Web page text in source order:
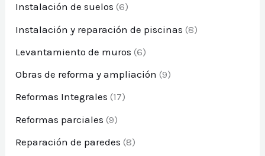
Instalación de suelos (6)
Instalación y reparación de piscinas (8)
Levantamiento de muros (6)
Obras de reforma y ampliación (9)
Reformas Integrales (17)
Reformas parciales (9)
Reparación de paredes (8)